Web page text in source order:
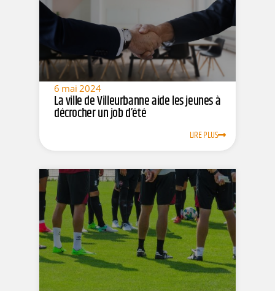
6 mai 2024
La ville de Villeurbanne aide les jeunes à
décrocher un job d’été
LIRE PLUS